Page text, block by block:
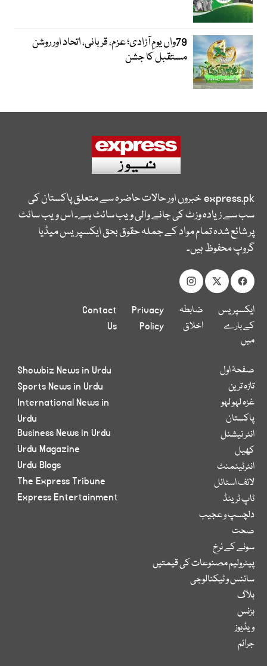
79واں یومِ آزادی؛ عزم، قربانی، اتحاد اور روشن
مستقبل کا جشن
express.pkخبروں اور حالات حاضرہ سے متعلق پاکستان کی
سب سے زیادہ وزٹ کی جانے والی ویب سائٹ ہے۔ اس ویب سائٹ
پر شائع شدہ تمام مواد کے جملہ حقوق بحق ایکسپریس میڈیا
گروپ محفوظ ہیں۔
ایکسپریس
کے بارے
میں
ضابطہ
اخلاق
Privacy
Policy
Contact
Us
صفحۂ اول
تازہ ترین
غزہ لہو لہو
پاکستان
انٹر نیشنل
کھیل
انٹرٹینمنٹ
لائف اسٹائل
ٹاپ ٹرینڈ
دلچسپ و عجیب
صحت
سونے کے نرخ
پیٹرولیم مصنوعات کی قیمتیں
سائنس و ٹیکنالوجی
بلاگ
بزنس
ویڈیوز
جرائم
Showbiz News in Urdu
Sports News in Urdu
International News in
Urdu
Business News in Urdu
Urdu Magazine
Urdu Blogs
The Express Tribune
Express Entertainment